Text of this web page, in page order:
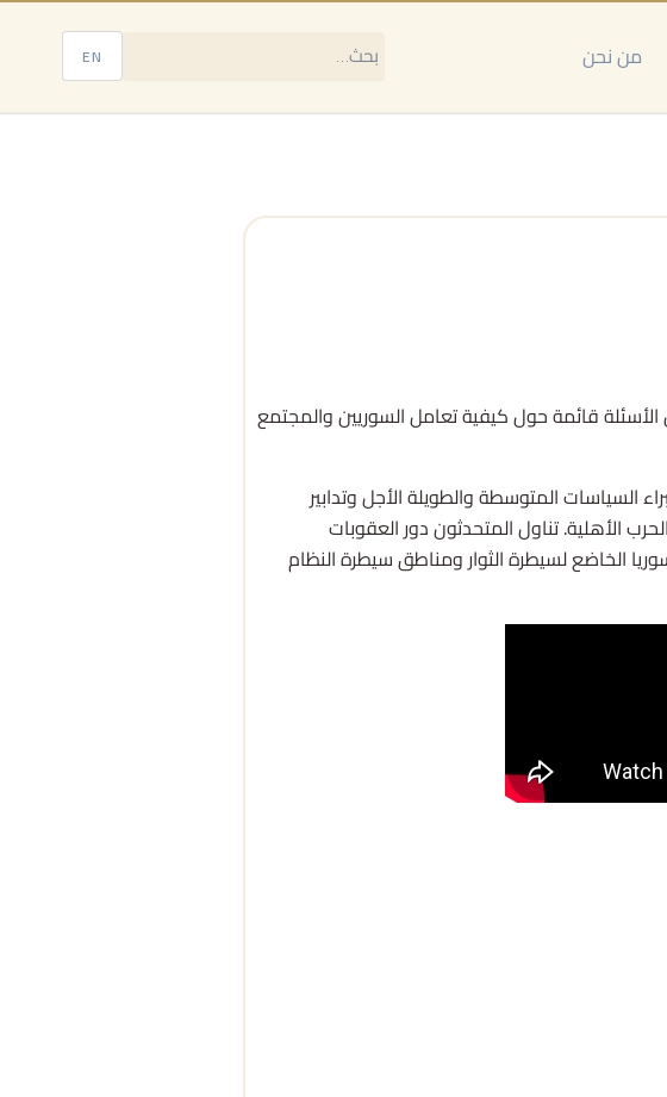
من نحن EN
قائمة حول كيفية تعامل السوريين والمجتمع
السياسات المتوسطة والطويلة الأجل وتدابير
الأهلية. تناول المتحدثون دور العقوبات
الخاضع لسيطرة الثوار ومناطق سيطرة النظام